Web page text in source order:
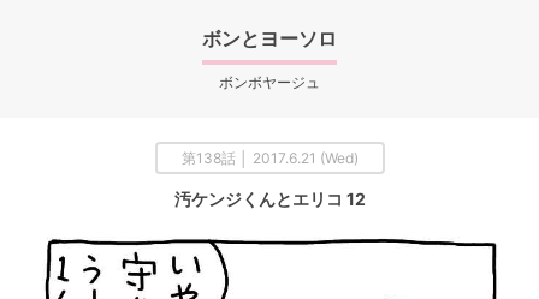
ボンとヨーソロ
ボンボヤージュ
第138話 │ 2017.6.21 (Wed)
汚ケンジくんとエリコ 12